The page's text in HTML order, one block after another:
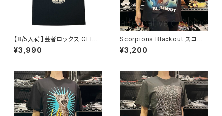
【8/5入荷】芸者ロックス GEISH
A ROCKS 階Ｇ子&オルタナティ
ヴ・コラボ 半袖 Tシャツ 黒 ブラ
K altss
¥3,990
Scorpions Blackout スコー
ピオンズ ブラックアウト メンズ
レディース ロックＴシャツ バン
¥3,200